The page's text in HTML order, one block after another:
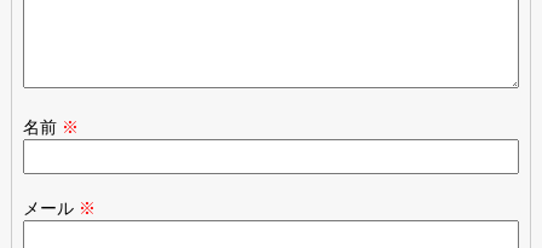
名前 ※
メール ※